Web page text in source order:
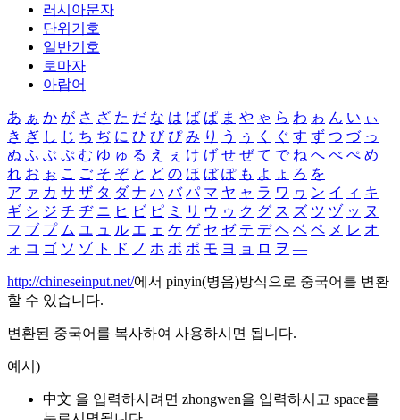
러시아문자
단위기호
일반기호
로마자
아랍어
あ ぁ か が さ ざ た だ な は ば ぱ ま や ゃ ら わ ゎ ん い ぃ
き ぎ し じ ち ぢ に ひ び ぴ み り う ぅ く ぐ す ず つ づ っ
ぬ ふ ぶ ぷ む ゆ ゅ る え ぇ け げ せ ぜ て で ね へ べ ぺ め
れ お ぉ こ ご そ ぞ と ど の ほ ぼ ぽ も よ ょ ろ を
ア ァ カ サ ザ タ ダ ナ ハ バ パ マ ヤ ャ ラ ワ ヮ ン イ ィ キ
ギ シ ジ チ ヂ ニ ヒ ビ ピ ミ リ ウ ゥ ク グ ス ズ ツ ヅ ッ ヌ
フ ブ プ ム ユ ュ ル エ ェ ケ ゲ セ ゼ テ デ ヘ ベ ペ メ レ オ
ォ コ ゴ ソ ゾ ト ド ノ ホ ボ ポ モ ヨ ョ ロ ヲ ―
http://chineseinput.net/에서 pinyin(병음)방식으로 중국어를 변환
할 수 있습니다.
변환된 중국어를 복사하여 사용하시면 됩니다.
예시)
中文 을 입력하시려면 zhongwen을 입력하시고 space를